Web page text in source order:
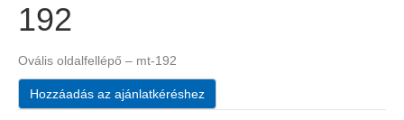
192
Ovális oldalfellépő – mt-192
Hozzáadás az ajánlatkéréshez